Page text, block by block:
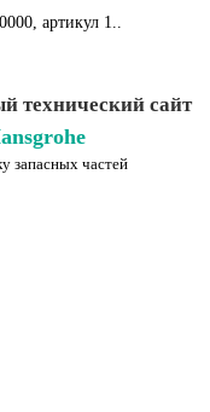
артикул 1..
технический сайт
запасных частей